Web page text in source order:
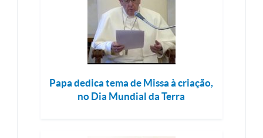
Papa dedica tema de Missa à criação,
no Dia Mundial da Terra